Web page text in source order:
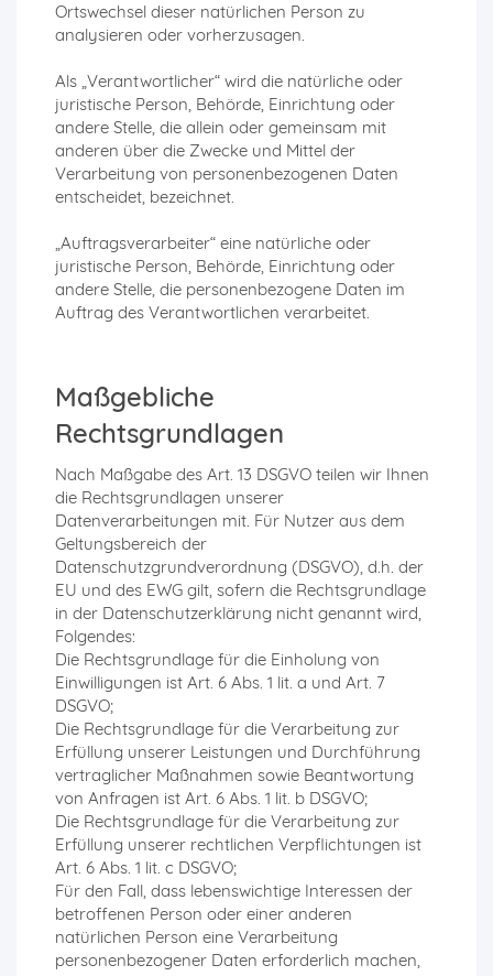
Ortswechsel dieser natürlichen Person zu
analysieren oder vorherzusagen.
Als „Verantwortlicher“ wird die natürliche oder
juristische Person, Behörde, Einrichtung oder
andere Stelle, die allein oder gemeinsam mit
anderen über die Zwecke und Mittel der
Verarbeitung von personenbezogenen Daten
entscheidet, bezeichnet.
„Auftragsverarbeiter“ eine natürliche oder
juristische Person, Behörde, Einrichtung oder
andere Stelle, die personenbezogene Daten im
Auftrag des Verantwortlichen verarbeitet.
Maßgebliche
Rechtsgrundlagen
Nach Maßgabe des Art. 13 DSGVO teilen wir Ihnen
die Rechtsgrundlagen unserer
Datenverarbeitungen mit. Für Nutzer aus dem
Geltungsbereich der
Datenschutzgrundverordnung (DSGVO), d.h. der
EU und des EWG gilt, sofern die Rechtsgrundlage
in der Datenschutzerklärung nicht genannt wird,
Folgendes:
Die Rechtsgrundlage für die Einholung von
Einwilligungen ist Art. 6 Abs. 1 lit. a und Art. 7
DSGVO;
Die Rechtsgrundlage für die Verarbeitung zur
Erfüllung unserer Leistungen und Durchführung
vertraglicher Maßnahmen sowie Beantwortung
von Anfragen ist Art. 6 Abs. 1 lit. b DSGVO;
Die Rechtsgrundlage für die Verarbeitung zur
Erfüllung unserer rechtlichen Verpflichtungen ist
Art. 6 Abs. 1 lit. c DSGVO;
Für den Fall, dass lebenswichtige Interessen der
betroffenen Person oder einer anderen
natürlichen Person eine Verarbeitung
personenbezogener Daten erforderlich machen,